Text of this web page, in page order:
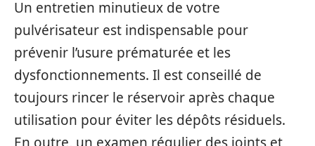
Un entretien minutieux de votre
pulvérisateur est indispensable pour
prévenir l’usure prématurée et les
dysfonctionnements. Il est conseillé de
toujours rincer le réservoir après chaque
utilisation pour éviter les dépôts résiduels.
En outre, un examen régulier des joints et